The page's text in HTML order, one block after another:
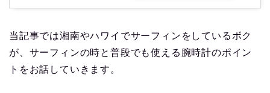
当記事では湘南やハワイでサーフィンをしているボク
が、サーフィンの時と普段でも使える腕時計のポイン
トをお話していきます。